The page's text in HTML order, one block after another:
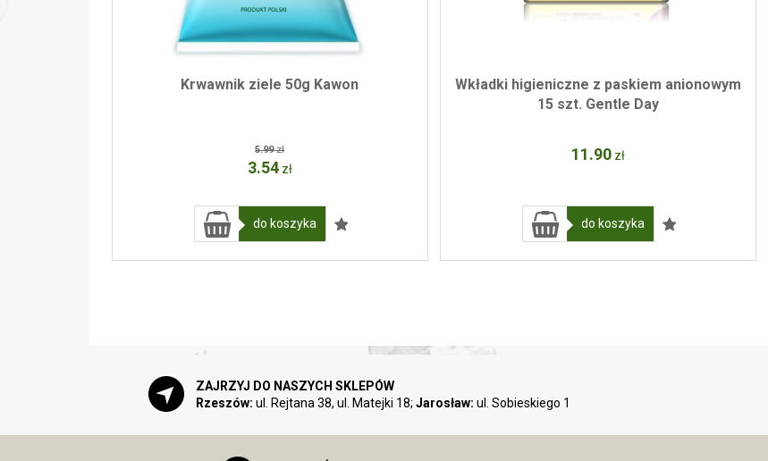
Krwawnik ziele 50g Kawon
5.99 zł
3.54 zł
do koszyka
Wkładki higieniczne z paskiem anionowym
15 szt. Gentle Day
11.90 zł
do koszyka
ZAJRZYJ DO NASZYCH SKLEPÓW
Rzeszów: ul. Rejtana 38, ul. Matejki 18; Jarosław: ul. Sobieskiego 1